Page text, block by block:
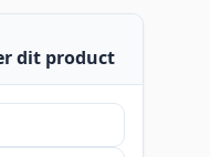
dit product